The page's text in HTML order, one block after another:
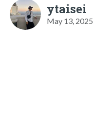
ytaisei
May 13, 2025